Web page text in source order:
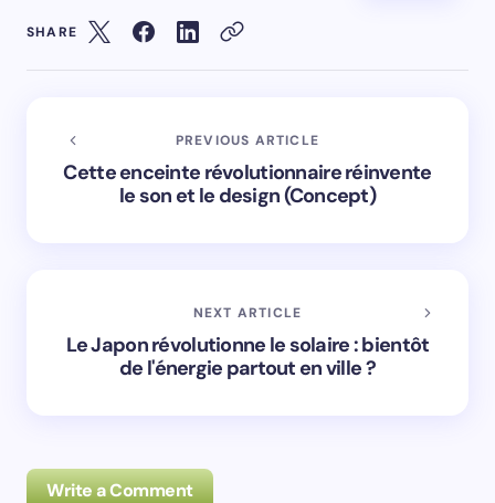
SHARE
PREVIOUS ARTICLE
Cette enceinte révolutionnaire réinvente
le son et le design (Concept)
NEXT ARTICLE
Le Japon révolutionne le solaire : bientôt
de l'énergie partout en ville ?
Write a Comment